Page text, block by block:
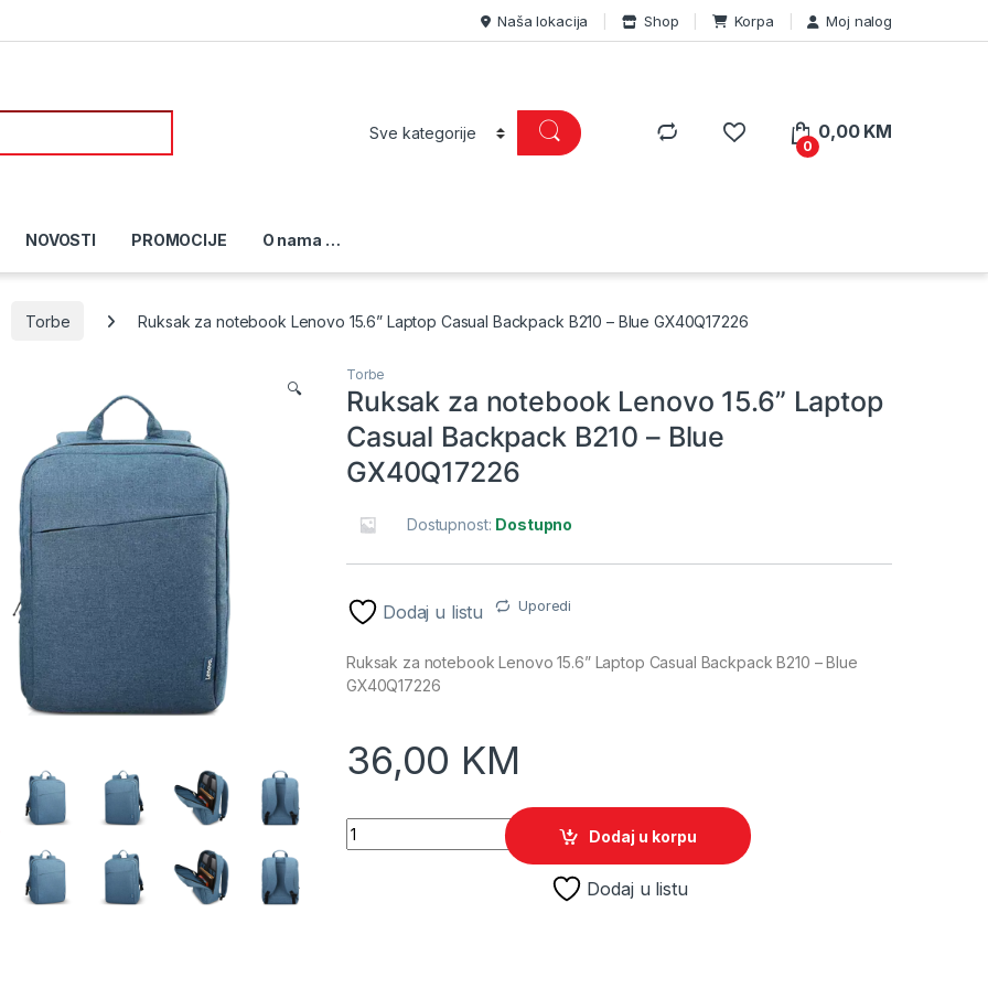
Naša lokacija Shop Korpa Moj nalog
0
0,00 KM
NOVOSTI PROMOCIJE O nama …
Torbe Ruksak za notebook Lenovo 15.6” Laptop Casual Backpack B210 – Blue GX40Q17226
🔍
Torbe
Ruksak za notebook Lenovo 15.6” Laptop
Casual Backpack B210 – Blue
GX40Q17226
Dostupnost: Dostupno
Dodaj u listu Uporedi
Ruksak za notebook Lenovo 15.6” Laptop Casual Backpack B210 – Blue
GX40Q17226
36,00 KM
Ruksak za notebook Lenovo 15.6” Laptop Casual Backpack B210 - Blue
Dodaj u korpu
Dodaj u listu